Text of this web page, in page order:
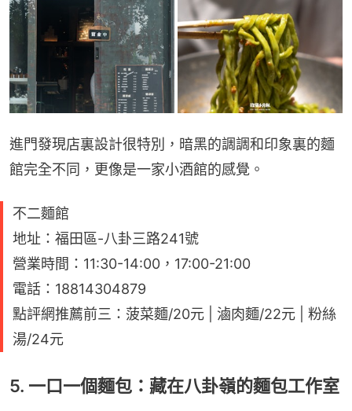
進門發現店裏設計很特別，暗黑的調調和印象裏的麵
館完全不同，更像是一家小酒館的感覺。
不二麵館
地址：福田區-八卦三路241號
營業時間：11:30-14:00，17:00-21:00
電話：18814304879
點評網推薦前三：菠菜麵/20元 | 滷肉麵/22元 | 粉絲
湯/24元
5. 一口一個麵包：藏在八卦嶺的麵包工作室